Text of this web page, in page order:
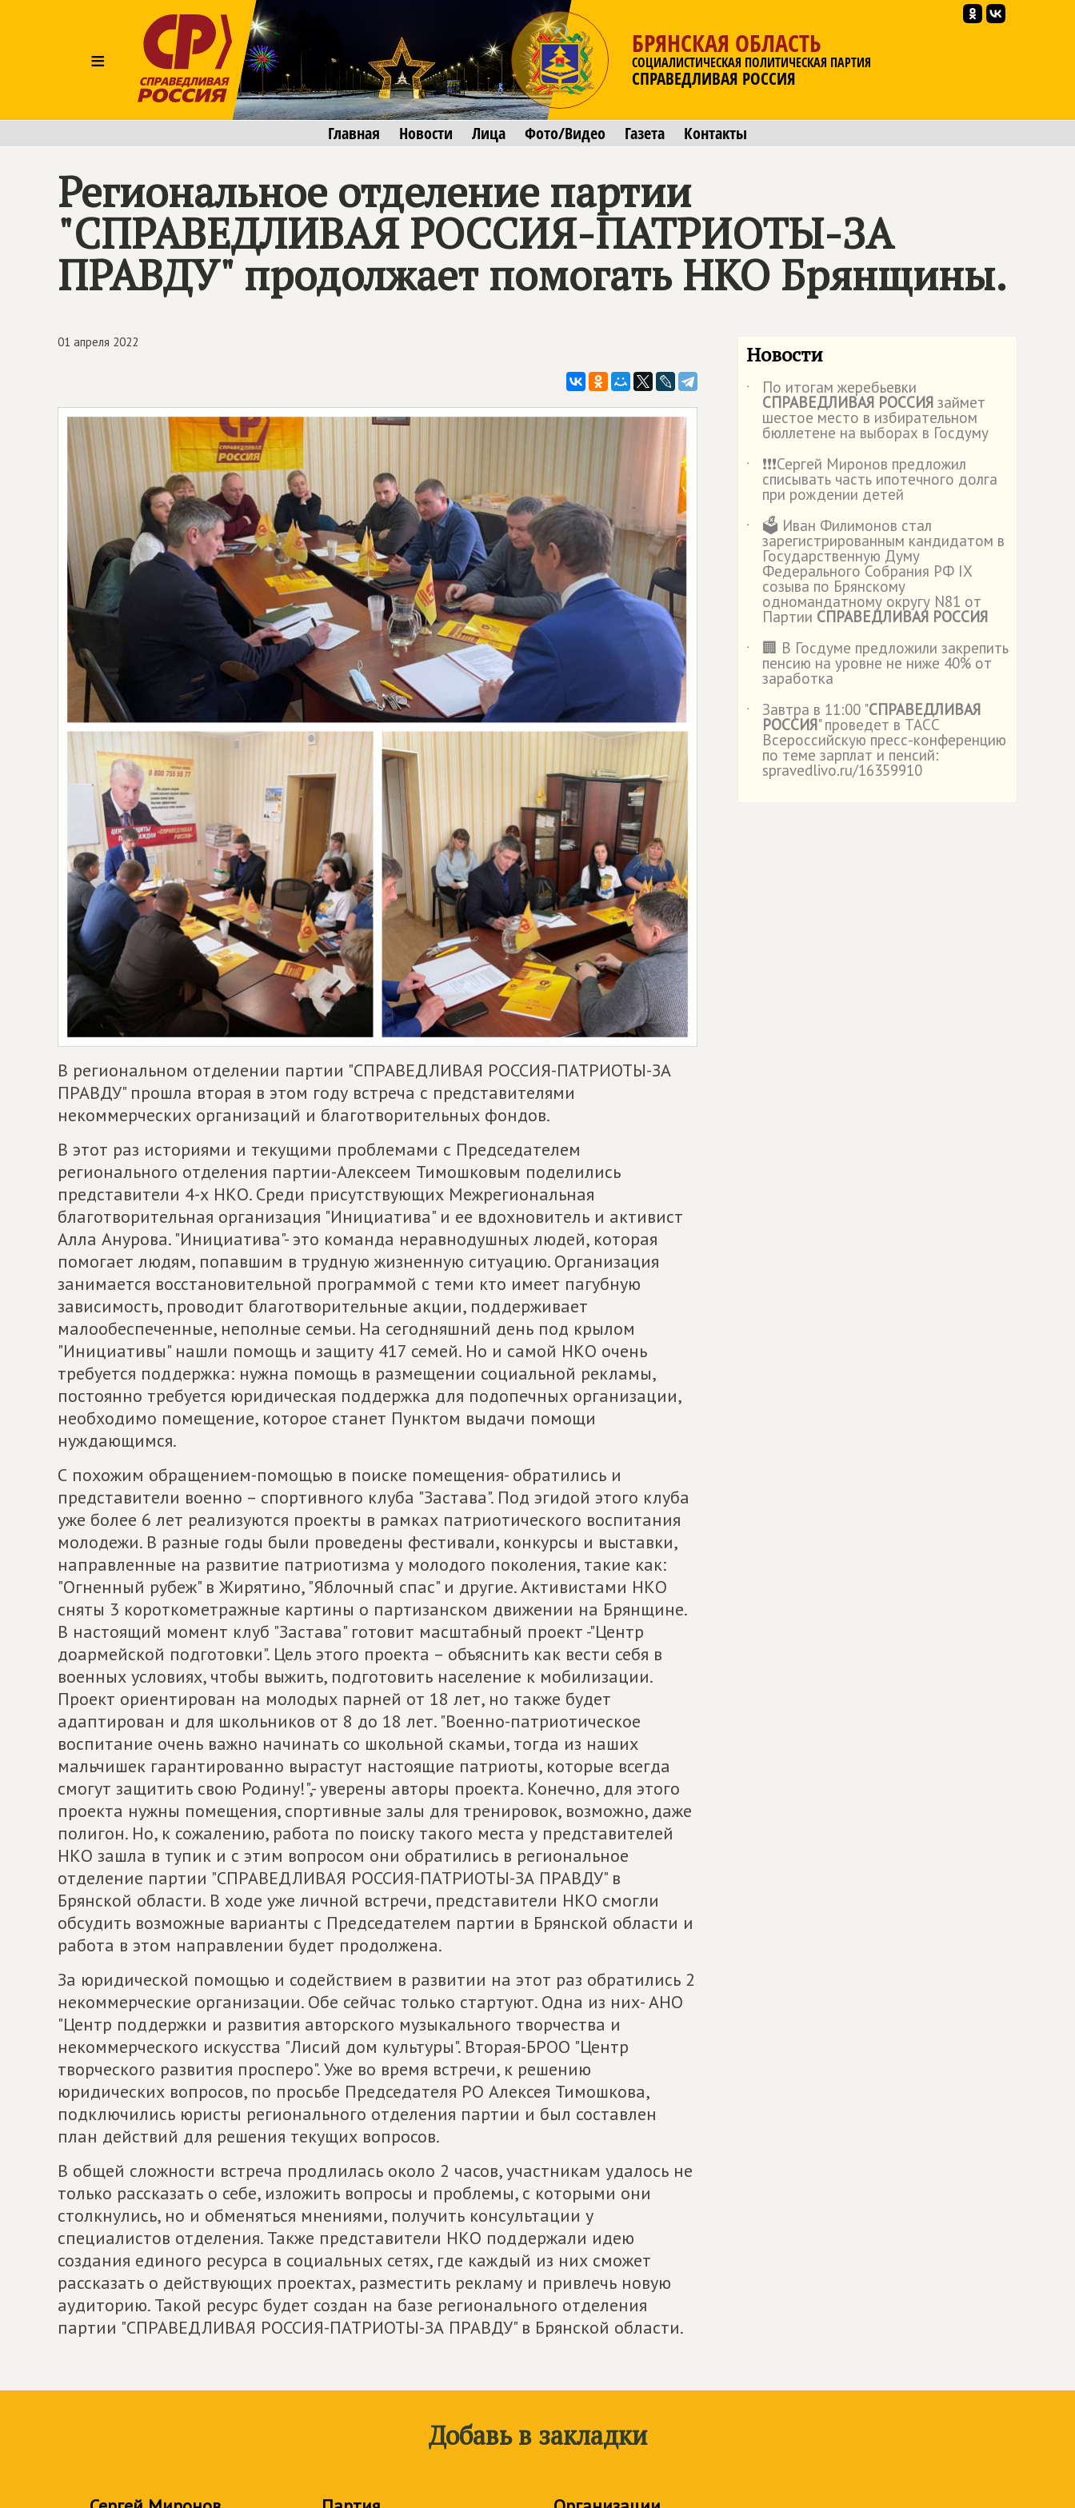
≡
БРЯНСКАЯ ОБЛАСТЬ
СОЦИАЛИСТИЧЕСКАЯ ПОЛИТИЧЕСКАЯ ПАРТИЯ
СПРАВЕДЛИВАЯ РОССИЯ
Главная Новости Лица Фото/Видео Газета Контакты
Региональное отделение партии
"СПРАВЕДЛИВАЯ РОССИЯ-ПАТРИОТЫ-ЗА
ПРАВДУ" продолжает помогать НКО Брянщины.
01 апреля 2022
В региональном отделении партии "СПРАВЕДЛИВАЯ РОССИЯ-ПАТРИОТЫ-ЗА
ПРАВДУ" прошла вторая в этом году встреча с представителями
некоммерческих организаций и благотворительных фондов.
В этот раз историями и текущими проблемами с Председателем
регионального отделения партии-Алексеем Тимошковым поделились
представители 4-х НКО. Среди присутствующих Межрегиональная
благотворительная организация "Инициатива" и ее вдохновитель и активист
Алла Анурова. "Инициатива"- это команда неравнодушных людей, которая
помогает людям, попавшим в трудную жизненную ситуацию. Организация
занимается восстановительной программой с теми кто имеет пагубную
зависимость, проводит благотворительные акции, поддерживает
малообеспеченные, неполные семьи. На сегодняшний день под крылом
"Инициативы" нашли помощь и защиту 417 семей. Но и самой НКО очень
требуется поддержка: нужна помощь в размещении социальной рекламы,
постоянно требуется юридическая поддержка для подопечных организации,
необходимо помещение, которое станет Пунктом выдачи помощи
нуждающимся.
С похожим обращением-помощью в поиске помещения- обратились и
представители военно – спортивного клуба "Застава". Под эгидой этого клуба
уже более 6 лет реализуются проекты в рамках патриотического воспитания
молодежи. В разные годы были проведены фестивали, конкурсы и выставки,
направленные на развитие патриотизма у молодого поколения, такие как:
"Огненный рубеж" в Жирятино, "Яблочный спас" и другие. Активистами НКО
сняты 3 короткометражные картины о партизанском движении на Брянщине.
В настоящий момент клуб "Застава" готовит масштабный проект -"Центр
доармейской подготовки". Цель этого проекта – объяснить как вести себя в
военных условиях, чтобы выжить, подготовить население к мобилизации.
Проект ориентирован на молодых парней от 18 лет, но также будет
адаптирован и для школьников от 8 до 18 лет. "Военно-патриотическое
воспитание очень важно начинать со школьной скамьи, тогда из наших
мальчишек гарантированно вырастут настоящие патриоты, которые всегда
смогут защитить свою Родину!",- уверены авторы проекта. Конечно, для этого
проекта нужны помещения, спортивные залы для тренировок, возможно, даже
полигон. Но, к сожалению, работа по поиску такого места у представителей
НКО зашла в тупик и с этим вопросом они обратились в региональное
отделение партии "СПРАВЕДЛИВАЯ РОССИЯ-ПАТРИОТЫ-ЗА ПРАВДУ" в
Брянской области. В ходе уже личной встречи, представители НКО смогли
обсудить возможные варианты с Председателем партии в Брянской области и
работа в этом направлении будет продолжена.
За юридической помощью и содействием в развитии на этот раз обратились 2
некоммерческие организации. Обе сейчас только стартуют. Одна из них- АНО
"Центр поддержки и развития авторского музыкального творчества и
некоммерческого искусства "Лисий дом культуры". Вторая-БРОО "Центр
творческого развития просперо". Уже во время встречи, к решению
юридических вопросов, по просьбе Председателя РО Алексея Тимошкова,
подключились юристы регионального отделения партии и был составлен
план действий для решения текущих вопросов.
В общей сложности встреча продлилась около 2 часов, участникам удалось не
только рассказать о себе, изложить вопросы и проблемы, с которыми они
столкнулись, но и обменяться мнениями, получить консультации у
специалистов отделения. Также представители НКО поддержали идею
создания единого ресурса в социальных сетях, где каждый из них сможет
рассказать о действующих проектах, разместить рекламу и привлечь новую
аудиторию. Такой ресурс будет создан на базе регионального отделения
партии "СПРАВЕДЛИВАЯ РОССИЯ-ПАТРИОТЫ-ЗА ПРАВДУ" в Брянской области.
Новости
˙ По итогам жеребьевки
СПРАВЕДЛИВАЯ РОССИЯ займет
шестое место в избирательном
бюллетене на выборах в Госдуму
˙
❗️❗️❗️Сергей Миронов предложил
списывать часть ипотечного долга
при рождении детей
˙
🗳️ Иван Филимонов стал
зарегистрированным кандидатом в
Государственную Думу
Федерального Собрания РФ IX
созыва по Брянскому
одномандатному округу N81 от
Партии СПРАВЕДЛИВАЯ РОССИЯ
˙
🏢 В Госдуме предложили закрепить
пенсию на уровне не ниже 40% от
заработка
˙
Завтра в 11:00 "СПРАВЕДЛИВАЯ
РОССИЯ" проведет в ТАСС
Всероссийскую пресс-конференцию
по теме зарплат и пенсий:
spravedlivo.ru/16359910
Добавь в закладки